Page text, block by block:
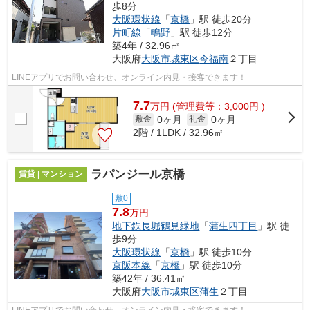
歩8分
大阪環状線 「京橋 」駅 徒歩20分
片町線 「鴫野 」駅 徒歩12分
築4年 / 32.96㎡
大阪府大阪市城東区今福南２丁目
LINEアプリでお問い合わせ、オンライン内見・接客できます！
7.7万円 (管理費等：3,000円 )
敷金 0ヶ月 礼金 0ヶ月
2階 / 1LDK / 32.96㎡
賃貸 | マンション ラパンジール京橋
敷0
7.8万円
地下鉄長堀鶴見緑地 「蒲生四丁目 」駅 徒
歩9分
大阪環状線 「京橋 」駅 徒歩10分
京阪本線 「京橋 」駅 徒歩10分
築42年 / 36.41㎡
大阪府大阪市城東区蒲生 ２丁目